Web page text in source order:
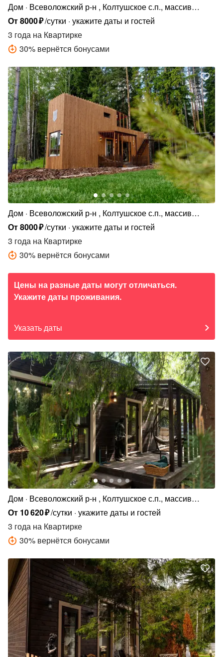
Дом
Всеволожский р-н , Колтушское с.п., массив
Крестьянские Покосы, Хвойная ул., 510
От8000₽/сутки укажите даты и гостей
3 года на Квартирке
30% вернётся бонусами
Дом
Всеволожский р-н , Колтушское с.п., массив
Крестьянские Покосы, Хвойная ул., 510
От8000₽/сутки укажите даты и гостей
3 года на Квартирке
30% вернётся бонусами
Цены на разные даты могут отличаться.
Укажите даты проживания.
Указать даты
Дом
Всеволожский р-н , Колтушское с.п., массив
Крестьянские Покосы, Хвойная ул., 510
От 10620₽/сутки укажите даты и гостей
3 года на Квартирке
30% вернётся бонусами